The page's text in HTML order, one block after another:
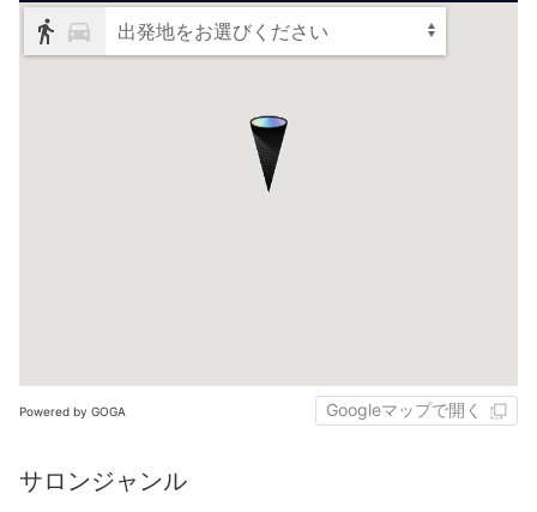
出発地をお選びください
Powered by GOGA Googleマップで開く
サロンジャンル